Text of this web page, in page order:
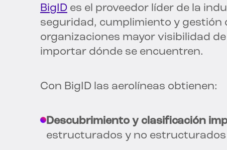
BigID es el proveedor líder de la
seguridad, cumplimiento y gestión
organizaciones mayor visibilidad
importar dónde se encuentren.
Con BigID las aerolíneas obtienen:
Descubrimiento y clasificación
estructurados y no estructurados